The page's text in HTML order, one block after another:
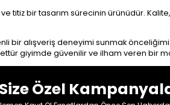
titiz bir tasarım sürecinin ürünüdür.
bir alışveriş deneyimi sunmak
giyimde güvenilir ve ilham veren bir
Size Özel